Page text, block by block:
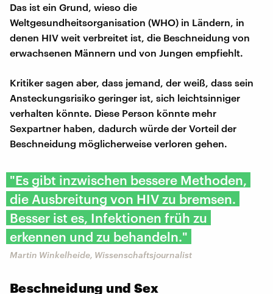
Das ist ein Grund, wieso die
Weltgesundheitsorganisation (WHO) in Ländern, in
denen HIV weit verbreitet ist, die Beschneidung von
erwachsenen Männern und von Jungen empfiehlt.
Kritiker sagen aber, dass jemand, der weiß, dass sein
Ansteckungsrisiko geringer ist, sich leichtsinniger
verhalten könnte. Diese Person könnte mehr
Sexpartner haben, dadurch würde der Vorteil der
Beschneidung möglicherweise verloren gehen.
"Es gibt inzwischen bessere Methoden,
die Ausbreitung von HIV zu bremsen.
Besser ist es, Infektionen früh zu
erkennen und zu behandeln."
Martin Winkelheide, Wissenschaftsjournalist
Beschneidung und Sex